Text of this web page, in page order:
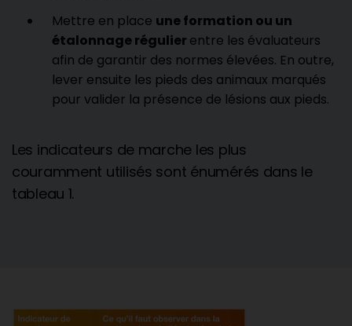
Mettre en place une formation ou un
étalonnage régulier entre les évaluateurs
afin de garantir des normes élevées. En outre,
lever ensuite les pieds des animaux marqués
pour valider la présence de lésions aux pieds.
Les indicateurs de marche les plus
couramment utilisés sont énumérés dans le
tableau 1.